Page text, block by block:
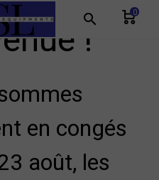
search 0
!
en congés
août, les